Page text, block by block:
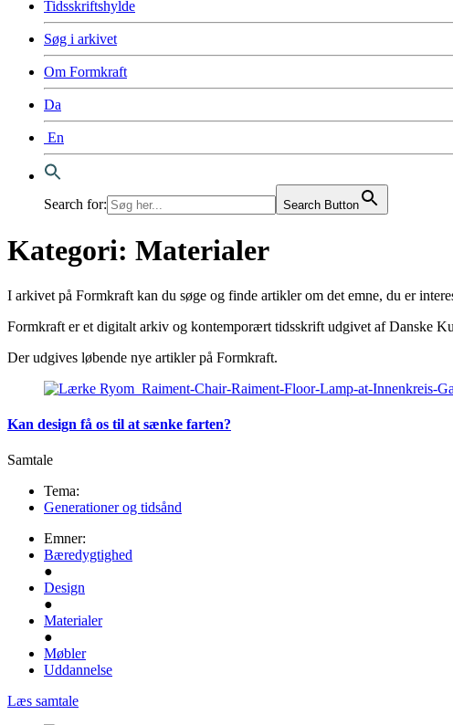
Tidsskriftshylde
Søg i arkivet
Om Formkraft
Da
En
Search for: Search Button
Kategori: Materialer
I arkivet på Formkraft kan du søge og finde artikler om det emne, du er
Formkraft er et digitalt arkiv og kontemporært tidsskrift udgivet af Danske
Der udgives løbende nye artikler på Formkraft.
Kan design få os til at sænke farten?
Samtale
Tema:
Generationer og tidsånd
Emner:
Bæredygtighed
●
Design
●
Materialer
●
Møbler
Uddannelse
Læs samtale